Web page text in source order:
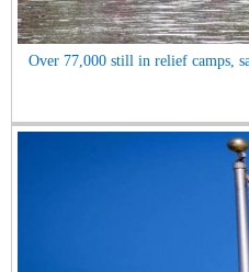
Over 77,000 still in relief camps,